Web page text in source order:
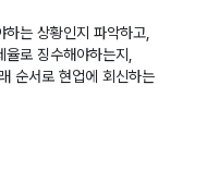
는 상황인지 파악하고,
로 징수해야하는지,
순서로 현업에 회신하는